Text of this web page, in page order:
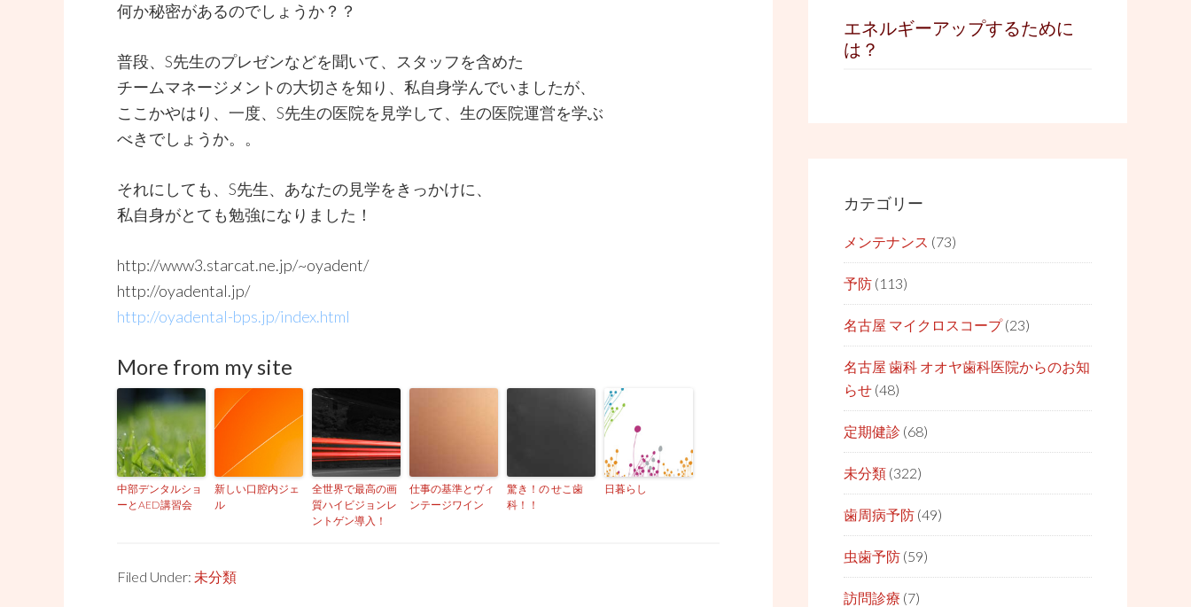
何か秘密があるのでしょうか？？
普段、S先生のプレゼンなどを聞いて、スタッフを含めた
チームマネージメントの大切さを知り、私自身学んでいましたが、
ここかやはり、一度、S先生の医院を見学して、生の医院運営を学ぶ
べきでしょうか。。
それにしても、S先生、あなたの見学をきっかけに、
私自身がとても勉強になりました！
http://www3.starcat.ne.jp/~oyadent/
http://oyadental.jp/
http://oyadental-bps.jp/index.html
More from my site
中部デンタルショ
ーとAED講習会
新しい口腔内ジェ
ル
全世界で最高の画
質ハイビジョンレ
ントゲン導入！
仕事の基準とヴィ
ンテージワイン
驚き！の せこ歯
科！！
日暮らし
Filed Under: 未分類
エネルギーアップするために
は？
カテゴリー
メンテナンス (73)
予防 (113)
名古屋 マイクロスコープ(23)
名古屋 歯科 オオヤ歯科医院からのお知
らせ (48)
定期健診 (68)
未分類 (322)
歯周病予防 (49)
虫歯予防 (59)
訪問診療 (7)